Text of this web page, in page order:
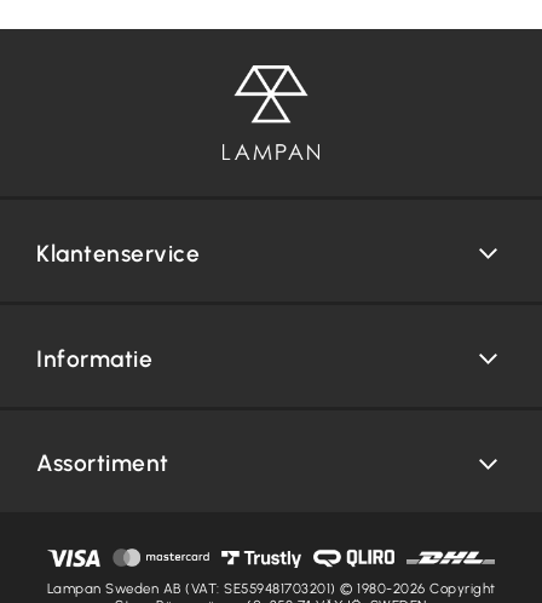
Klantenservice
Informatie
Assortiment
Lampan Sweden AB (VAT: SE559481703201) © 1980-2026 Copyright